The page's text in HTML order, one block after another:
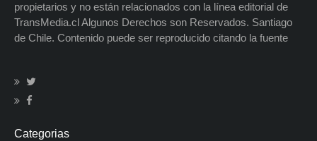
propietarios y no están relacionados con la línea editorial de
TransMedia.cl Algunos Derechos son Reservados. Santiago
de Chile. Contenido puede ser reproducido citando la fuente
Categorias